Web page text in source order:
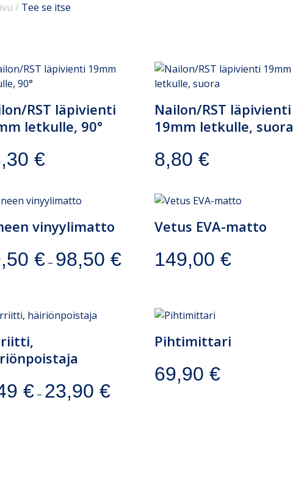
/ Tee se itse
RST läpivienti
letkulle, 90°
€
Nailon/RST läpivienti
19mm letkulle, suora
8,80 €
vinyylimatto
€ – 98,50 €
Vetus EVA-matto
149,00 €
€ – 23,90 €
Pihtimittari
69,90 €